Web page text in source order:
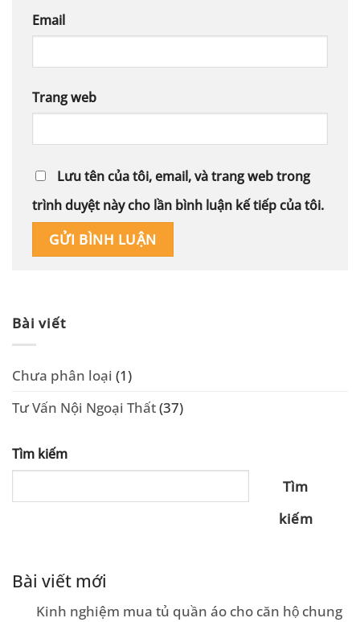
Email
Trang web
Lưu tên của tôi, email, và trang web trong
trình duyệt này cho lần bình luận kế tiếp của tôi.
Bài viết
Chưa phân loại (1)
Tư Vấn Nội Ngoại Thất(37)
Tìm kiếm
Tìm
kiếm
Bài viết mới
Kinh nghiệm mua tủ quần áo cho căn hộ chung